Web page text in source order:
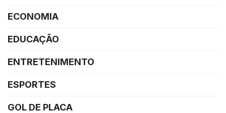
ECONOMIA
EDUCAÇÃO
ENTRETENIMENTO
ESPORTES
GOL DE PLACA